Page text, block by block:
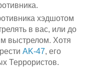
хэдшотом
в вас, или до
выстрелом. Хотя
AK-47, его
Террористов.